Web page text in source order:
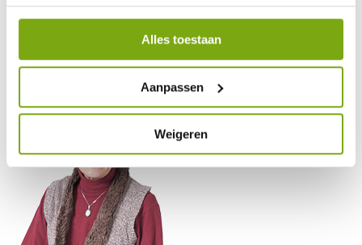
Alles toestaan
Aanpassen
Weigeren